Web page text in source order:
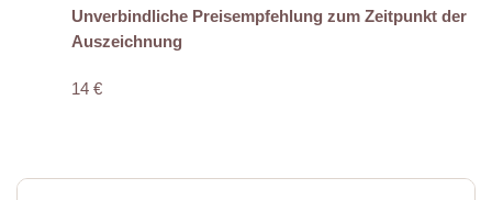
Unverbindliche Preisempfehlung zum Zeitpunkt der
Auszeichnung
14 €